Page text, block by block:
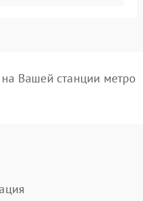
Вашей станции метро